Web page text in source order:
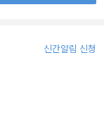
신간알림 신청